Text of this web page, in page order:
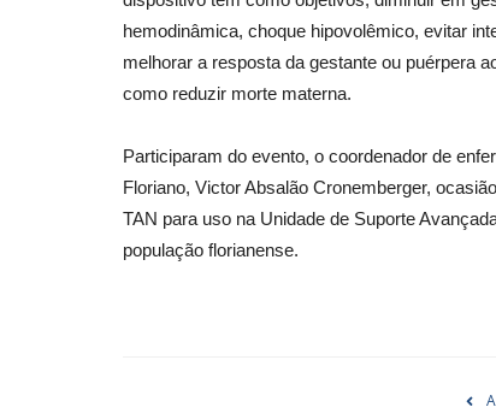
hemodinâmica, choque hipovolêmico, evitar
melhorar a resposta da gestante ou puérpera
como reduzir morte materna.
Participaram do evento, o coordenador de
Floriano, Victor Absalão Cronemberger,
TAN para uso na Unidade de Suporte
população florianense.